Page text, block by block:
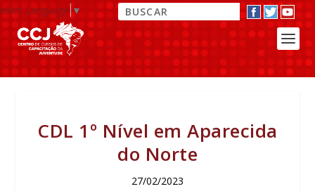
Language▼
CDL 1º Nível em Aparecida
do Norte
27/02/2023